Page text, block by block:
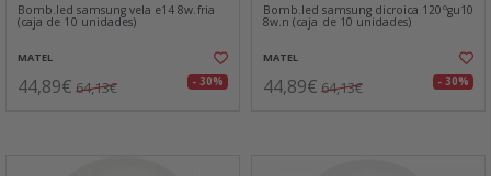
Bomb.led samsung vela e14 8w.fria
(caja de 10 unidades)
MATEL
44,89€ 64,13€ - 30%
Bomb.led samsung dicroica 120ºgu10
8w.n (caja de 10 unidades)
MATEL
44,89€ 64,13€ - 30%